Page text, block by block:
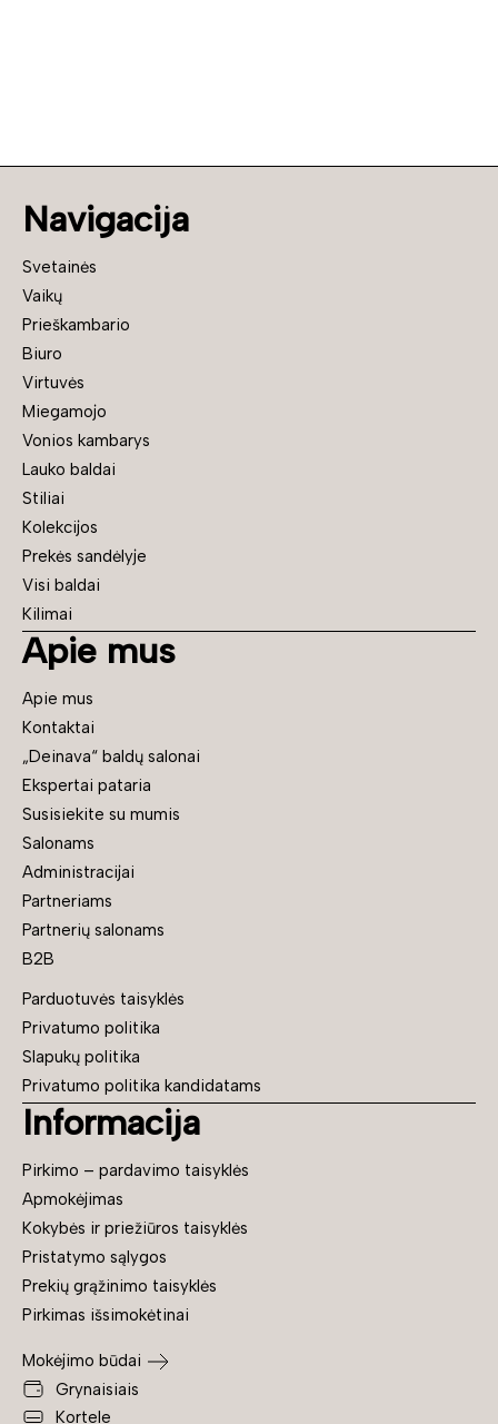
Navigacija
Svetainės
Vaikų
Prieškambario
Biuro
Virtuvės
Miegamojo
Vonios kambarys
Lauko baldai
Stiliai
Kolekcijos
Prekės sandėlyje
Visi baldai
Kilimai
Apie mus
Apie mus
Kontaktai
„Deinava“ baldų salonai
Ekspertai pataria
Susisiekite su mumis
Salonams
Administracijai
Partneriams
Partnerių salonams
B2B
Parduotuvės taisyklės
Privatumo politika
Slapukų politika
Privatumo politika kandidatams
Informacija
Pirkimo – pardavimo taisyklės
Apmokėjimas
Kokybės ir priežiūros taisyklės
Pristatymo sąlygos
Prekių grąžinimo taisyklės
Pirkimas išsimokėtinai
Mokėjimo būdai
Grynaisiais
Kortele